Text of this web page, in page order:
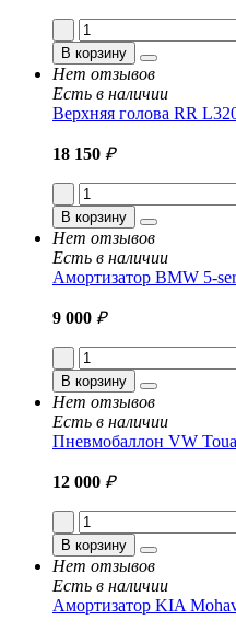
В корзину
Нет отзывов
Есть в наличии
Верхняя голова RR
18 150 ₽
В корзину
Нет отзывов
Есть в наличии
Амортизатор BMW 5-
9 000 ₽
В корзину
Нет отзывов
Есть в наличии
Пневмобаллон VW
12 000 ₽
В корзину
Нет отзывов
Есть в наличии
Амортизатор KIA